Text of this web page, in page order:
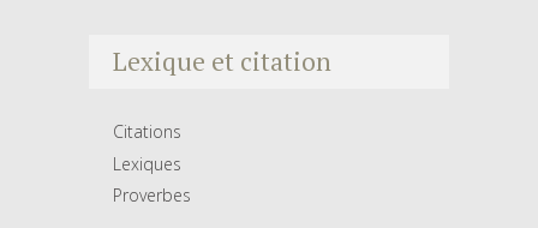
Lexique et citation
Citations
Lexiques
Proverbes